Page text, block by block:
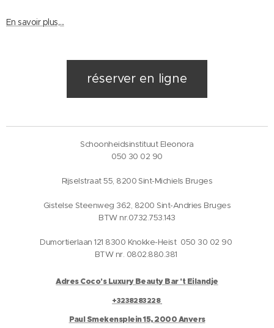
En savoir plus,...
réserver en ligne
Schoonheidsinstituut Eleonora
050 30 02 90
Rijselstraat 55, 8200 Sint-Michiels Bruges
Gistelse Steenweg 362, 8200 Sint-Andries Bruges
BTW nr.0732.753.143
Dumortierlaan 121 8300 Knokke-Heist 050 30 02 90
BTW nr. 0802.880.381
Adres Coco's Luxury Beauty Bar 't Eilandje
+3238283228
Paul Smekensplein 15, 2000 Anvers